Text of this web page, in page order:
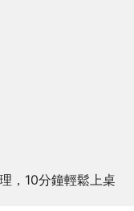
，10分鐘輕鬆上桌